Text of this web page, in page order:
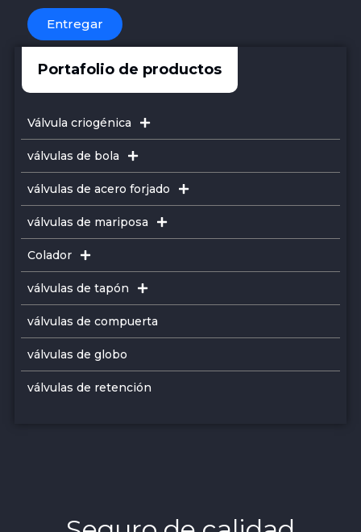
Válvula criogénica
válvulas de bola
válvulas de acero forjado
válvulas de mariposa
Colador
válvulas de tapón
válvulas de compuerta
válvulas de globo
válvulas de retención
Portafolio de productos
Entregar